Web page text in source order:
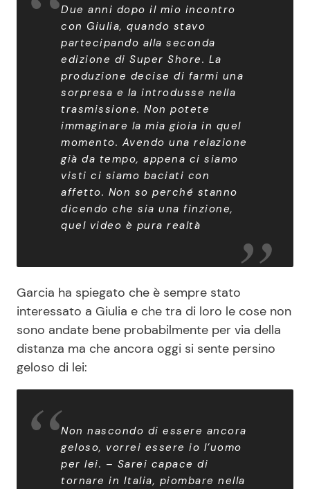
Due anni dopo il mio incontro
con Giulia, quando stavo
partecipando alla seconda
edizione di Super Shore. La
produzione decise di farmi una
sorpresa e la introdusse nella
trasmissione. Non potete
immaginare la mia gioia in quel
momento. Avendo una relazione
già da tempo, appena ci siamo
visti ci siamo baciati con
affetto. Non so perché stanno
dicendo che sia una finzione,
quel video è pura realtà
Garcia ha spiegato che è sempre stato
interessato a Giulia e che tra di loro le cose non
sono andate bene probabilmente per via della
distanza ma che ancora oggi si sente persino
geloso di lei:
Non nascondo di essere ancora
geloso, vorrei essere io l’uomo
per lei. – Sarei capace di
tornare in Italia, piombare nella